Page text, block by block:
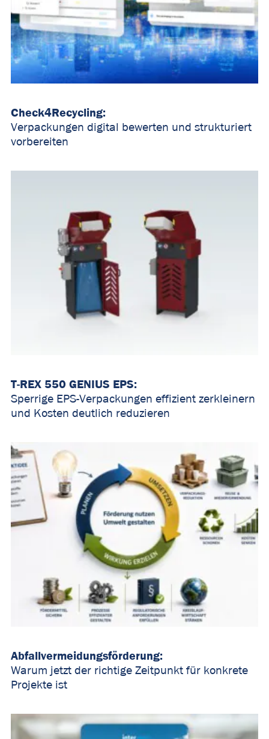
Check4Recycling:
Verpackungen digital bewerten und strukturiert
vorbereiten
T-REX 550 GENIUS EPS:
Sperrige EPS-Verpackungen effizient zerkleinern
und Kosten deutlich reduzieren
Abfallvermeidungsförderung:
Warum jetzt der richtige Zeitpunkt für konkrete
Projekte ist